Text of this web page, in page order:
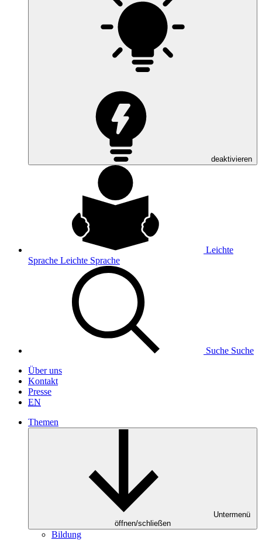
deaktivieren
Leichte
Sprache Leichte Sprache
Suche Suche
Über uns
Kontakt
Presse
EN
Themen
Untermenü
öffnen/schließen
Bildung